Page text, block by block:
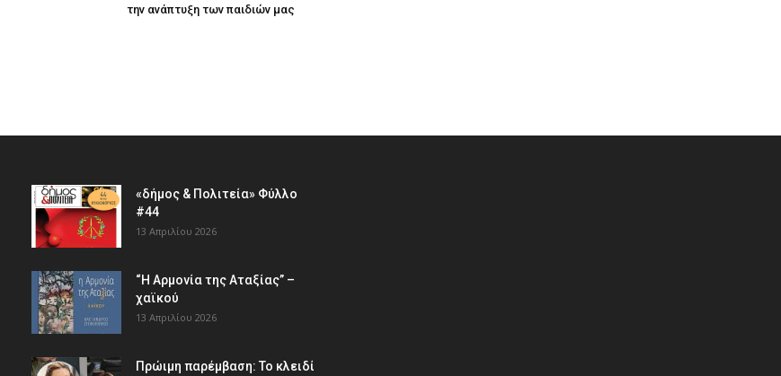
την ανάπτυξη των παιδιών µας
«δήμος & Πολιτεία» Φύλλο
#44
13 Απριλίου 2026
“Η Αρμονία της Αταξίας” –
χαϊκού
13 Απριλίου 2026
Πρώιμη παρέμβαση: Το κλειδί